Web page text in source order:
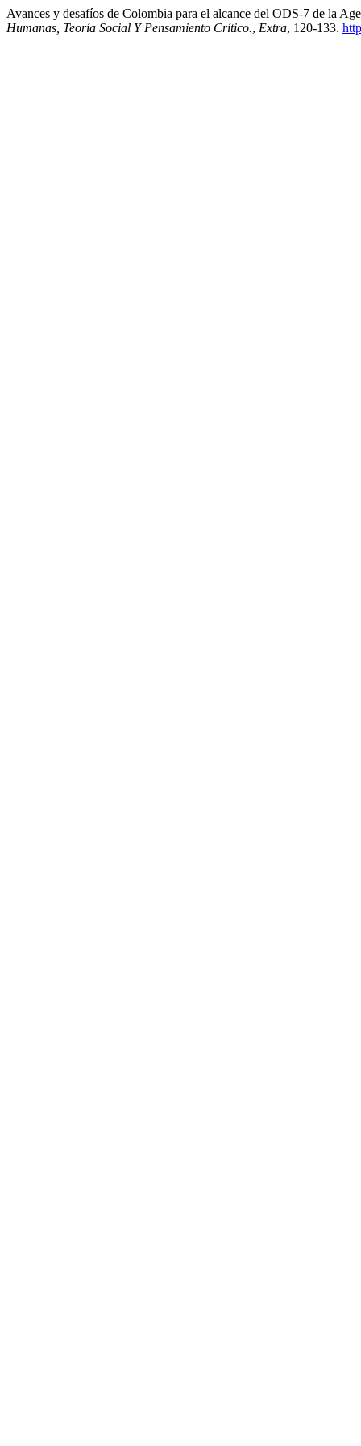
Avances y desafíos de Colombia para el alcance del ODS-7 de la
Humanas, Teoría Social Y Pensamiento Crítico., Extra, 120-133.